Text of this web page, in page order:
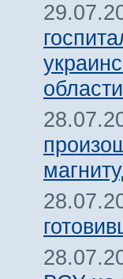
области